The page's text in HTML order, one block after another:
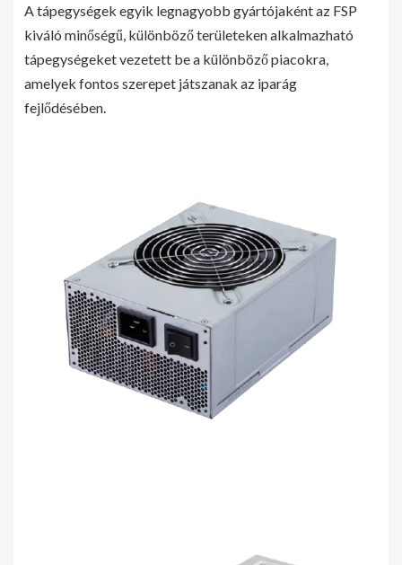
A tápegységek egyik legnagyobb gyártójaként az FSP
kiváló minőségű, különböző területeken alkalmazható
tápegységeket vezetett be a különböző piacokra,
amelyek fontos szerepet játszanak az iparág
fejlődésében.